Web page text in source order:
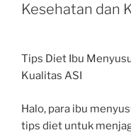
Kesehatan dan
Tips Diet Ibu
Kualitas ASI
Halo, para ibu
tips diet untuk